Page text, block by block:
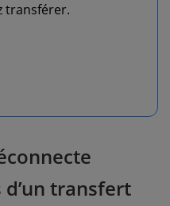
transférer.
transfert